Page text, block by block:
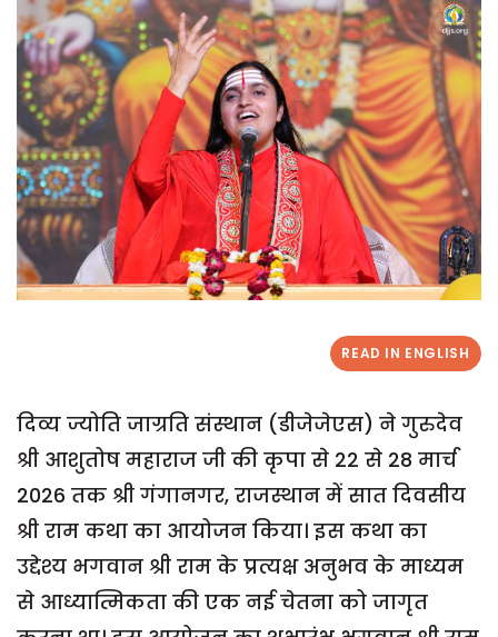
READ IN ENGLISH
दिव्य ज्योति जाग्रति संस्थान (डीजेजेएस) ने गुरुदेव
श्री आशुतोष महाराज जी की कृपा से 22 से 28 मार्च
2026 तक श्री गंगानगर, राजस्थान में सात दिवसीय
श्री राम कथा का आयोजन किया। इस कथा का
उद्देश्य भगवान श्री राम के प्रत्यक्ष अनुभव के माध्यम
से आध्यात्मिकता की एक नई चेतना को जागृत